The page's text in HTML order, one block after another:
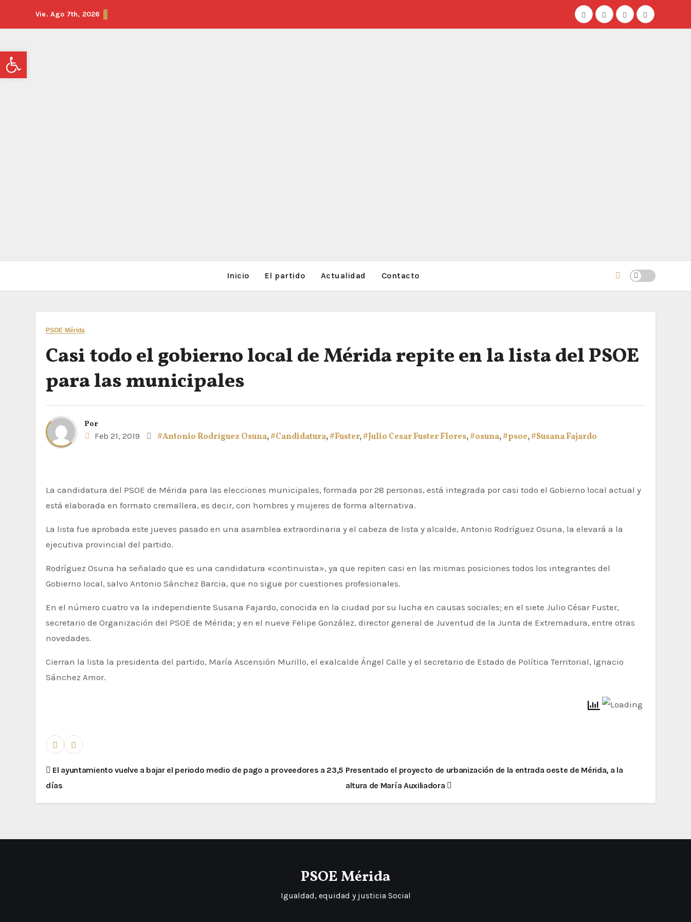
Vie. Ago 7th, 2026
Inicio El partido Actualidad Contacto
PSOE Mérida
Casi todo el gobierno local de Mérida repite en la lista del PSOE
para las municipales
Por
Feb 21, 2019
#Antonio Rodríguez Osuna,#Candidatura,#Fuster,#Julio Cesar Fuster Flores,#osuna,#psoe,#Susana Fajardo
La candidatura del PSOE de Mérida para las elecciones municipales, formada por 28 personas, está integrada por casi todo el Gobierno local actual y
está elaborada en formato cremallera, es decir, con hombres y mujeres de forma alternativa.
La lista fue aprobada este jueves pasado en una asamblea extraordinaria y el cabeza de lista y alcalde, Antonio Rodríguez Osuna, la elevará a la
ejecutiva provincial del partido.
Rodríguez Osuna ha señalado que es una candidatura «continuista», ya que repiten casi en las mismas posiciones todos los integrantes del
Gobierno local, salvo Antonio Sánchez Barcia, que no sigue por cuestiones profesionales.
En el número cuatro va la independiente Susana Fajardo, conocida en la ciudad por su lucha en causas sociales; en el siete Julio César Fuster,
secretario de Organización del PSOE de Mérida; y en el nueve Felipe González, director general de Juventud de la Junta de Extremadura, entre otras
novedades.
Cierran la lista la presidenta del partido, María Ascensión Murillo, el exalcalde Ángel Calle y el secretario de Estado de Política Territorial, Ignacio
Sánchez Amor.
El ayuntamiento vuelve a bajar el periodo medio de pago a proveedores a 23,5
días
Presentado el proyecto de urbanización de la entrada oeste de Mérida, a la
altura de María Auxiliadora
PSOE Mérida
Igualdad, equidad y justicia Social
Abrir barra de herramientas